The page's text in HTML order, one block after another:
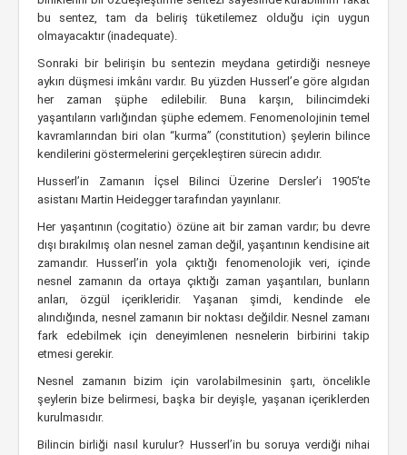
bu sentez, tam da beliriş tüketilemez olduğu için uygun
olmayacaktır (inadequate).
Sonraki bir belirişin bu sentezin meydana getirdiği nesneye
aykırı düşmesi imkânı vardır. Bu yüzden Husserl’e göre algıdan
her zaman şüphe edilebilir. Buna karşın, bilincimdeki
yaşantıların varlığından şüphe edemem. Fenomenolojinin temel
kavramlarından biri olan “kurma” (constitution) şeylerin bilince
kendilerini göstermelerini gerçekleştiren sürecin adıdır.
Husserl’in Zamanın İçsel Bilinci Üzerine Dersler’i 1905’te
asistanı Martin Heidegger tarafından yayınlanır.
Her yaşantının (cogitatio) özüne ait bir zaman vardır; bu devre
dışı bırakılmış olan nesnel zaman değil, yaşantının kendisine ait
zamandır. Husserl’in yola çıktığı fenomenolojik veri, içinde
nesnel zamanın da ortaya çıktığı zaman yaşantıları, bunların
anları, özgül içerikleridir. Yaşanan şimdi, kendinde ele
alındığında, nesnel zamanın bir noktası değildir. Nesnel zamanı
fark edebilmek için deneyimlenen nesnelerin birbirini takip
etmesi gerekir.
Nesnel zamanın bizim için varolabilmesinin şartı, öncelikle
şeylerin bize belirmesi, başka bir deyişle, yaşanan içeriklerden
kurulmasıdır.
Bilincin birliği nasıl kurulur? Husserl’in bu soruya verdiği nihai